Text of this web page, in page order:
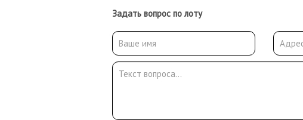
Задать вопрос по лоту